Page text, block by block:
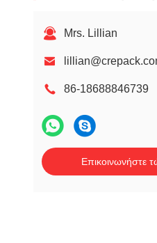
Mrs. Lillian
86-18688846739
Επικοινωνήστε